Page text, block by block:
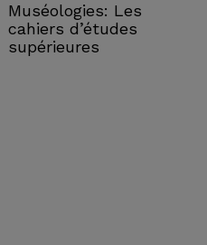
Muséologies: Les
cahiers d’études
supérieures